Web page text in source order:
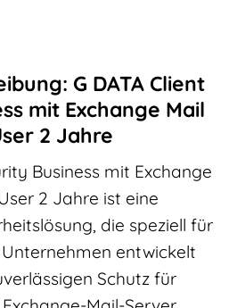
G DATA Client
mit Exchange Mail
2 Jahre
Business mit Exchange
2 Jahre ist eine
die speziell für
entwickelt
Schutz für